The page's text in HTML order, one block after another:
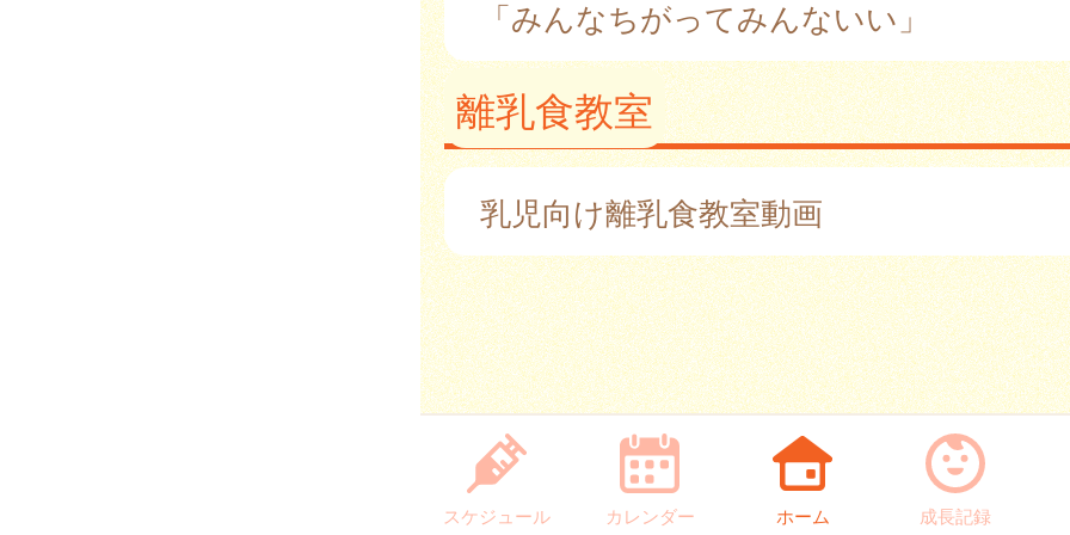
「みんなちがってみんないい」
離乳食教室
乳児向け離乳食教室動画
スケジュール カレンダー ホーム 成長記録